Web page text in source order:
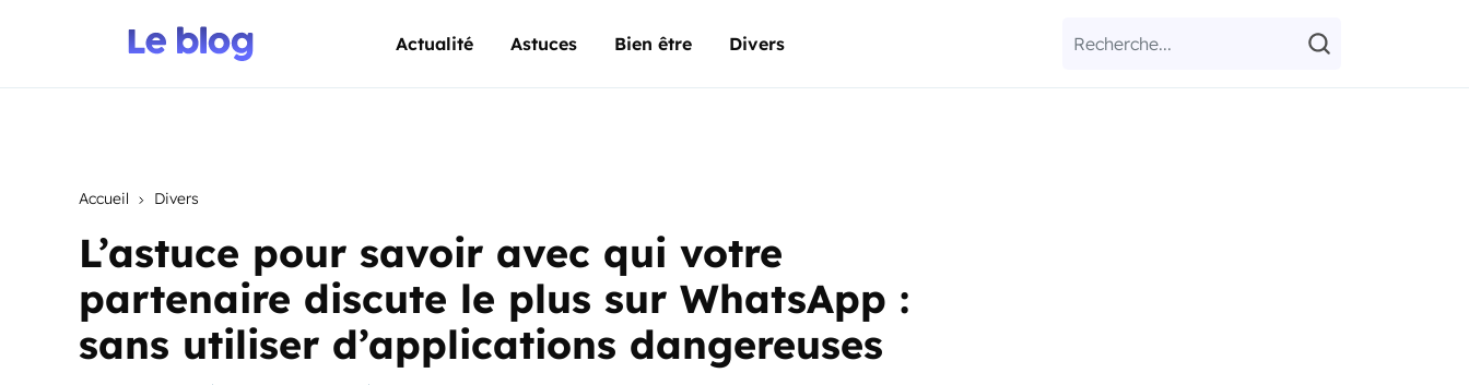
Actualité Astuces Bien être Divers
Accueil Divers
L’astuce pour savoir avec qui votre
partenaire discute le plus sur WhatsApp :
sans utiliser d’applications dangereuses